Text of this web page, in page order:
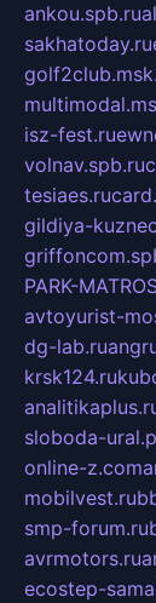
ankou.spb.ru
sakhatoday.ru
isz-fest.ru
volnav.spb.ru
tesiaes.ru
gildiya-
PARK-
avtoyurist-
dg-lab.ru
krsk124.ru
sloboda-
online-z.com
mobilvest.ru
smp-forum.ru
avrmotors.ru
ecostep-